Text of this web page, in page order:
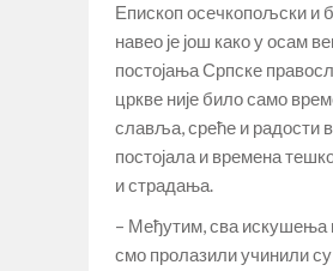
Епископ осечкопољски и
навео је још како у осам
постојања Српске
цркве није било само
славља, среће и радости
постојала и времена
и страдања.
– Међутим, сва искушења
смо пролазили учинили су